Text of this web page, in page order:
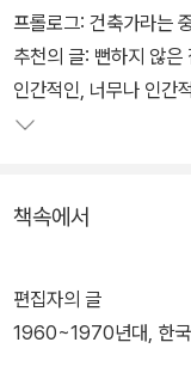
2021년부터 2022년까
「SPACE」’를 바탕으
던 주택 작업을 새롭게
을 채우는 시도라는 점
는 데에도 유효한 관점
※ 누드 제본 도서입니다.
프롤로그: 건축가라는
추천의 글: 뻔하지 않은
인간적인, 너무나 인간
책속에서
편집자의 글
1960~1970년대, 한국